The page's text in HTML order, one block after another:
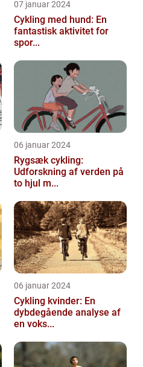
07 januar 2024
Cykling med hund: En
fantastisk aktivitet for
spor...
06 januar 2024
Rygsæk cykling:
Udforskning af verden på
to hjul m...
06 januar 2024
Cykling kvinder: En
dybdegående analyse af
en voks...